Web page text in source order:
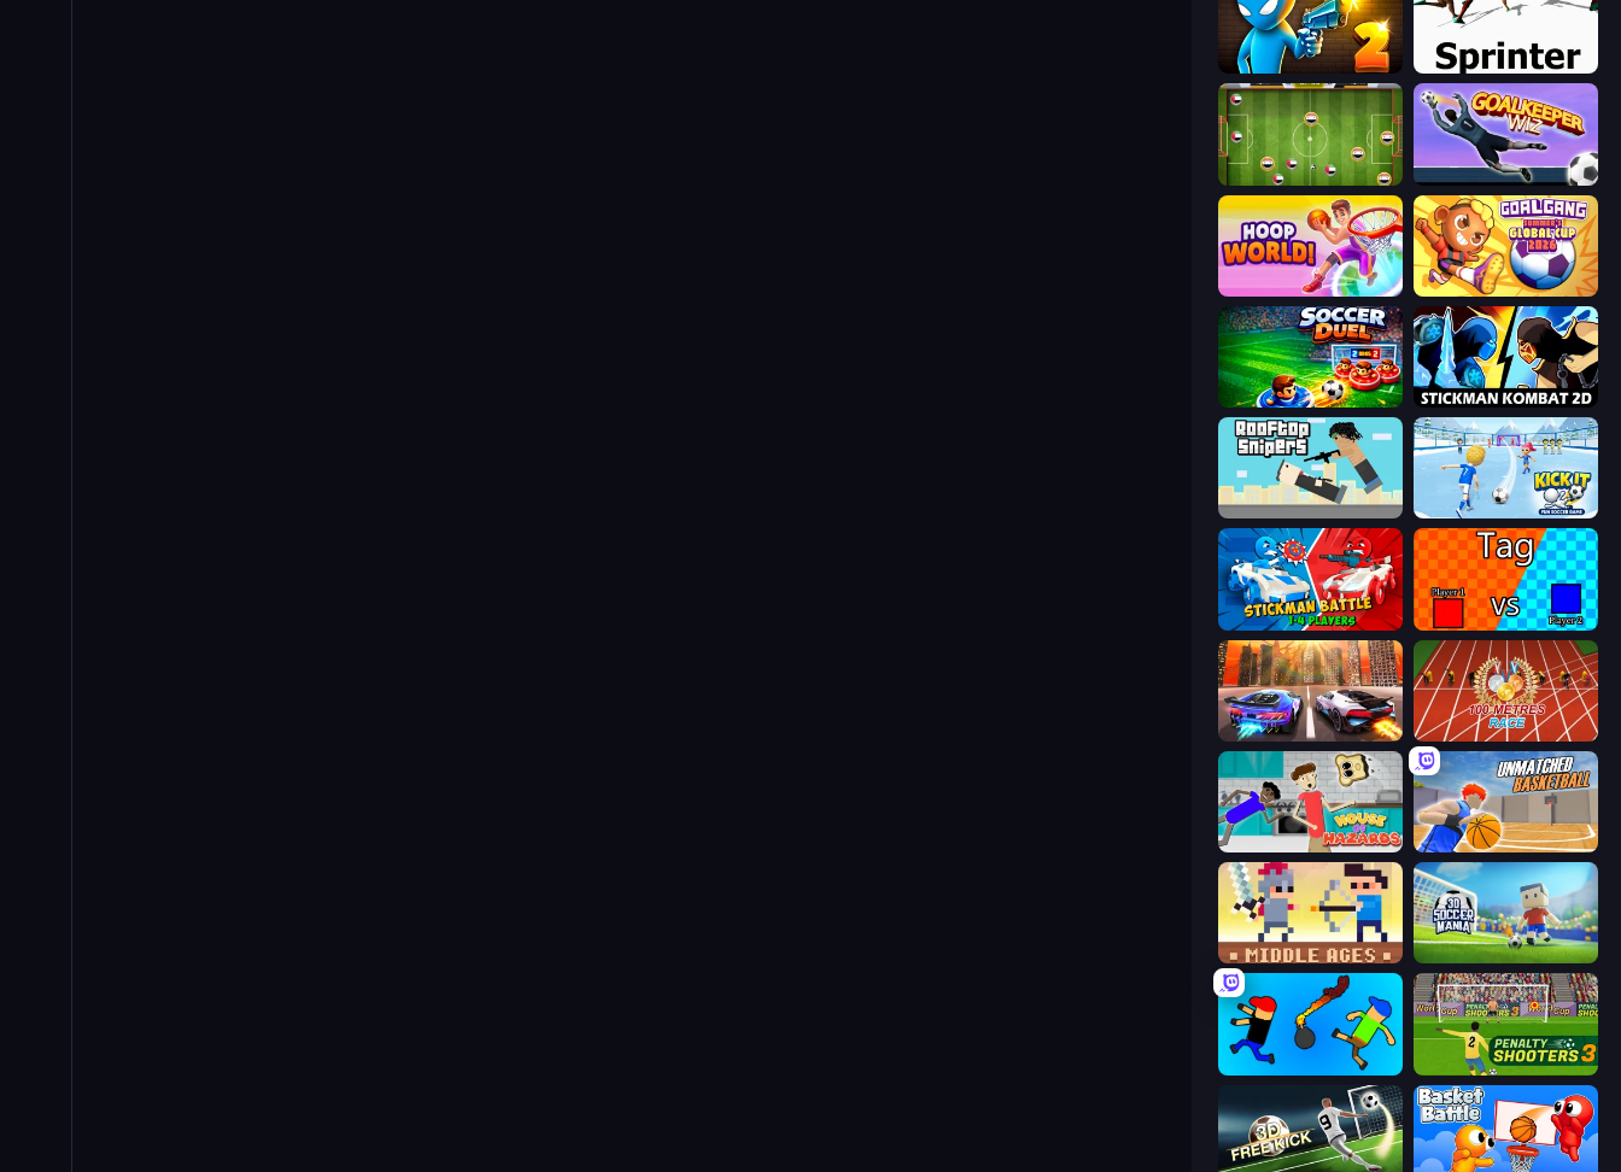
Drunken Duel 2 Sprinter
Soccer Challenge Goalkeeper Wiz
Hoop World 3D Goal Gang
Soccer Duel Stickman Kombat 2D
Rooftop Snipers Kick It – Fun Soccer Game
Stickman battle 1-4 Players 2 Player Tag
Night City Racing 100 Meters Race
House of Hazards Unmatched Basketball
Castle Wars: Middle Ages 3D Soccer Mania
Mini-Caps: Bombs Penalty Shooters 3